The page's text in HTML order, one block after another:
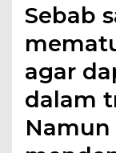
Sebab
agar
dalam
Namun